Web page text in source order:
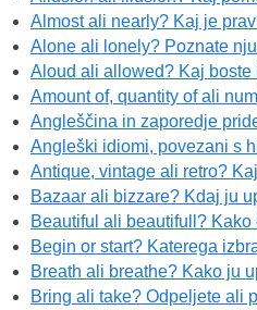
Almost ali nearly? Kaj je
Alone ali lonely? Poznate
Aloud ali allowed? Kaj boste
Amount of, quantity of ali
Angleščina in zaporedje
Angleški idiomi, povezani s
Antique, vintage ali retro?
Bazaar ali bizzare? Kdaj ju
Beautiful ali beautifull? Kako
Begin or start? Katerega
Breath ali breathe? Kako ju
Bring ali take? Odpeljete ali